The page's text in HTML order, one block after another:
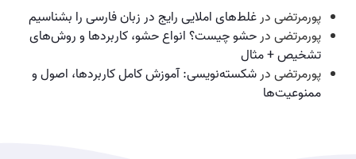
پورمرتضیدرغلط‌های املایی رایج در زبان فارسی را بشناسیم
پورمرتضیدرحشو چیست؟ انواع حشو، کاربردها و روش‌های
تشخیص + مثال
پورمرتضیدرشکسته‌نویسی: آموزش کامل کاربردها، اصول و
ممنوعیت‌ها